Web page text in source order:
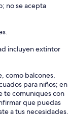
no se acepta
incluyen extintor
como balcones,
para niños; en
te comuniques con
que puedas
a tus necesidades.